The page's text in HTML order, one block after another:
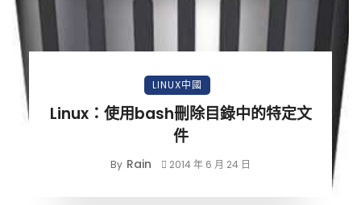
LINUX中國
Linux：使用bash刪除目錄中的特定文
件
By Rain 2014 年 6 月 24 日